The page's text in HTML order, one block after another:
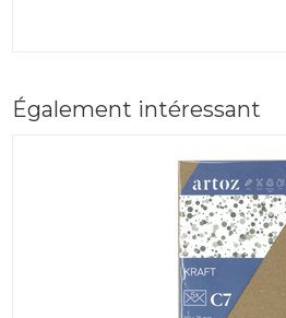
Également intéressant